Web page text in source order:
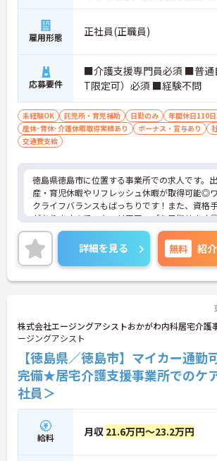
雇用形態 正社員(正職員)
応募要件
■介護支援専門員必須 ■普通
T限定可）必須 ■経験不問
未経験OK 託児所・育児補助 日勤のみ
年間休日110
産休･育休･介護休暇取得実績あり
ボーナス・賞与あり
交通費支給
徳島県徳島市に位置する事業所での求人です。出
産・育児休暇やリフレッシュ休暇が取得可能◎
クライフバランスもばっちりです！また、資格
がありますので、キャリアアップを目指せます
興味のある方には、面接対策ポイントなど、さ
詳細をご案内しますのでお気軽にご相談ください
詳細を見る 無料 紹
株式会社エージングアシストおかがわ内科居宅介護
ージングアシスト
【徳島県／徳島市】マイカー通勤
完備★居宅介護支援事業所でのケ
社員＞
給料 月収 21.6万円～23.2万円